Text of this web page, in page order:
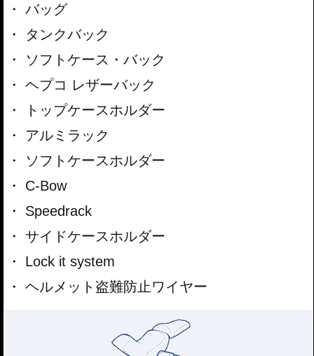
バッグ
タンクバック
ソフトケース・バック
ヘプコ レザーバック
トップケースホルダー
アルミラック
ソフトケースホルダー
C-Bow
Speedrack
サイドケースホルダー
Lock it system
ヘルメット盗難防止ワイヤー